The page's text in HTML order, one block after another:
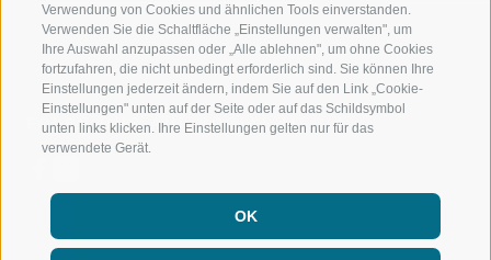
Verwendung von Cookies und ähnlichen Tools einverstanden.
Verwenden Sie die Schaltfläche „Einstellungen verwalten", um
Ihre Auswahl anzupassen oder „Alle ablehnen", um ohne Cookies
fortzufahren, die nicht unbedingt erforderlich sind. Sie können Ihre
Einstellungen jederzeit ändern, indem Sie auf den Link „Cookie-
Einstellungen" unten auf der Seite oder auf das Schildsymbol
unten links klicken. Ihre Einstellungen gelten nur für das
verwendete Gerät.
OK
FOLGE UNS AUF SOCIAL MEDIA